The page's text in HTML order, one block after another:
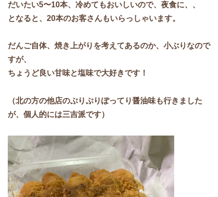
だいたい5〜10本、冷めてもおいしいので、夜食に、、
となると、20本のお客さんもいらっしゃいます。
だんご自体、焼き上がりを考えてあるのか、小ぶりなので
すが、
ちょうど良い甘味と塩味で大好きです！
（北の方の他店のぷりぷりぽってり醤油味も行きました
が、個人的には三吉派です）